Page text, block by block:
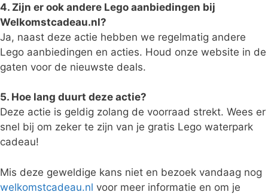
4. Zijn er ook andere Lego aanbiedingen bij
Welkomstcadeau.nl?
Ja, naast deze actie hebben we regelmatig andere
Lego aanbiedingen en acties. Houd onze website in de
gaten voor de nieuwste deals.
5. Hoe lang duurt deze actie?
Deze actie is geldig zolang de voorraad strekt. Wees er
snel bij om zeker te zijn van je gratis Lego waterpark
cadeau!
Mis deze geweldige kans niet en bezoek vandaag nog
welkomstcadeau.nl voor meer informatie en om je